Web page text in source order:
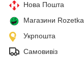
Нова Пошта
Магазини Rozetka
Укрпошта
Самовивіз